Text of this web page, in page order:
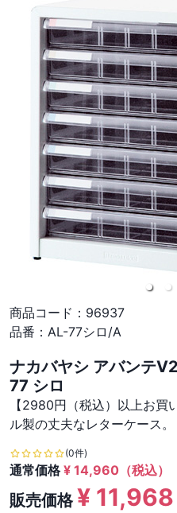
商品コード： 96937
品番： AL-77シロ/A
ナカバヤシ アバンテ
77 シロ
【2980円（税込）以上お買
ル製の丈夫なレターケース。
(0件)
通常価格¥ 14,960 （税込）
販売価格¥ 11,968